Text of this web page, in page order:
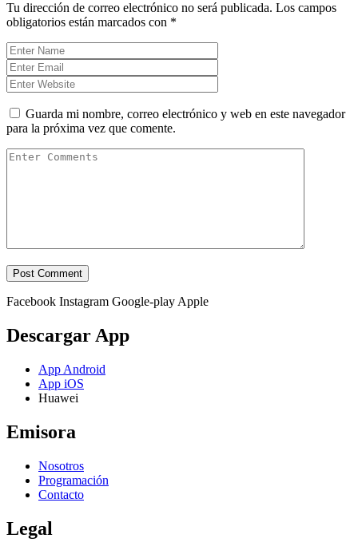
Tu dirección de correo electrónico no será publicada. Los campos
obligatorios están marcados con *
Guarda mi nombre, correo electrónico y web en este navegador
para la próxima vez que comente.
Facebook Instagram Google-play Apple
Descargar App
App Android
App iOS
Huawei
Emisora
Nosotros
Programación
Contacto
Legal